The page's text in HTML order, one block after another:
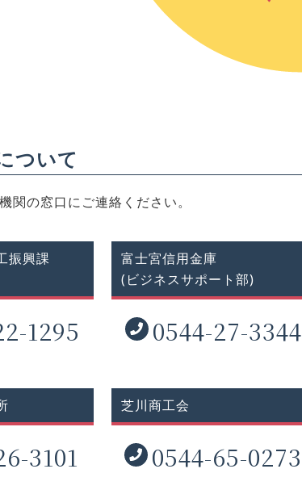
ついて
関の窓口にご連絡ください。
振興課
1295
富士宮信用金庫
(ビジネスサポート部)
0544-27-3344
3101
芝川商工会
0544-65-0273